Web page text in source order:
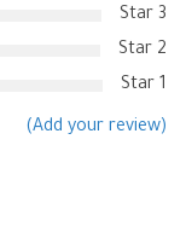
3 Star
2 Star
1 Star
(Add your review)